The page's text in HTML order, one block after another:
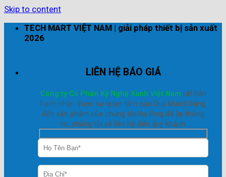
Skip to content
TECH MART VIỆT NAM | giải pháp thiết bị sản xuất
2026
LIÊN HỆ BÁO GIÁ
Công ty Cổ Phần Kỹ Nghệ Xanh Việt Nam rất hân
hạnh nhận được sự quan tâm của Quý khách hàng
đến sản phẩm của chúng tôi.Vui lòng để lại thông
tin, chúng tôi sẽ liên hệ đến quý khách.